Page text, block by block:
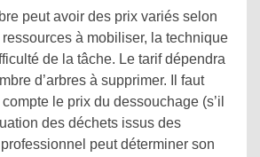
peut avoir des prix variés selon
à mobiliser, la technique
de la tâche. Le tarif dépendra
d’arbres à supprimer. Il faut
le prix du dessouchage (s’il
des déchets issus des
peut déterminer son